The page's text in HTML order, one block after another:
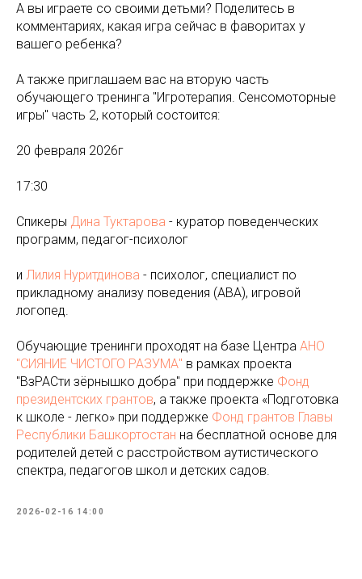
А вы играете со своими детьми? Поделитесь в
комментариях, какая игра сейчас в фаворитах у
вашего ребенка?
А также приглашаем вас на вторую часть
обучающего тренинга "Игротерапия. Сенсомоторные
игры" часть 2, который состоится:
20 февраля 2026г
17:30
Спикеры Дина Туктарова - куратор поведенческих
программ, педагог-психолог
и Лилия Нуритдинова - психолог, специалист по
прикладному анализу поведения (АВА), игровой
логопед.
Обучающие тренинги проходят на базе Центра АНО
"СИЯНИЕ ЧИСТОГО РАЗУМА" в рамках проекта
"ВзРАСти зёрнышко добра" при поддержке Фонд
президентских грантов, а также проекта «Подготовка
к школе - легко» при поддержке Фонд грантов Главы
Республики Башкортостан на бесплатной основе для
родителей детей с расстройством аутистического
спектра, педагогов школ и детских садов.
2026-02-16 14:00